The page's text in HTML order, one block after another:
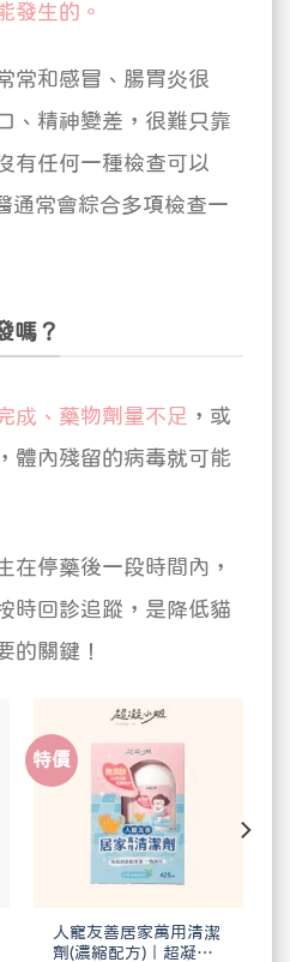
發生的。
常和感冒、腸胃炎很
、精神變差，很難只靠
有任何一種檢查可以
通常會綜合多項檢查一
嗎？
成、藥物劑量不足 ，或
，體內殘留的病毒就可能
在停藥後一段時間內，
時回診追蹤，是降低貓
的關鍵！
特價
人寵友善居家萬用清潔
劑(濃縮配方)｜超凝小